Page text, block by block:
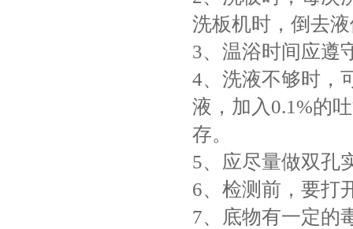
洗板机时，倒去
3、温浴时间应遵
4、洗液不够时，
液，加入0.1%的
存。
5、应尽量做双孔
6、检测前，要打
7、底物有一定的